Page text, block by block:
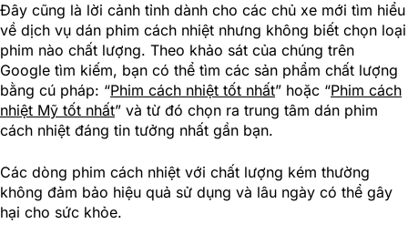
Đây cũng là lời cảnh tỉnh dành cho các chủ xe mới tìm hiểu
về dịch vụ dán phim cách nhiệt nhưng không biết chọn loại
phim nào chất lượng. Theo khảo sát của chúng trên
Google tìm kiếm, bạn có thể tìm các sản phẩm chất lượng
bằng cú pháp: “Phim cách nhiệt tốt nhất” hoặc “Phim cách
nhiệt Mỹ tốt nhất” và từ đó chọn ra trung tâm dán phim
cách nhiệt đáng tin tưởng nhất gần bạn.
Các dòng phim cách nhiệt với chất lượng kém thường
không đảm bảo hiệu quả sử dụng và lâu ngày có thể gây
hại cho sức khỏe.